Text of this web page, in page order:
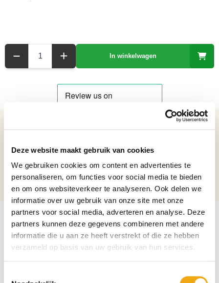
Deze website maakt gebruik van cookies
We gebruiken cookies om content en advertenties te
personaliseren, om functies voor social media te bieden
en om ons websiteverkeer te analyseren. Ook delen we
informatie over uw gebruik van onze site met onze
partners voor social media, adverteren en analyse. Deze
partners kunnen deze gegevens combineren met andere
informatie die u aan ze heeft verstrekt of die ze hebben
verzameld op basis van uw gebruik van hun services.
In winkelwagen
Details over het product
Cameo Glazen Baluster vaas 'Afrikaanse olifant'
Bruto gewicht: 2.5 kg
Hoogte: 29,5 cm
Diameter: 17 cm